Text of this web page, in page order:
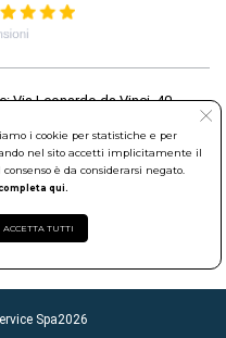
Via Leonardo da Vinci, 40 -
06634500588 Capitale
al Registro delle Imprese di
535144
06.90095358
Spa2026
i cookie per statistiche e per
nel sito accetti implicitamente il
è da considerarsi negato.
qui.
ACCETTA TUTTI